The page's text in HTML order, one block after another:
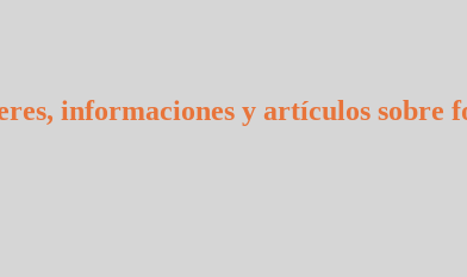
informaciones y artículos sobre